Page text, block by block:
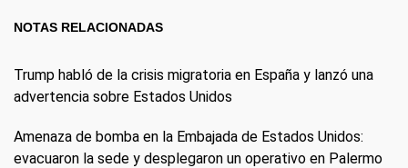
NOTAS RELACIONADAS
Trump habló de la crisis migratoria en España y lanzó una
advertencia sobre Estados Unidos
Amenaza de bomba en la Embajada de Estados Unidos:
evacuaron la sede y desplegaron un operativo en Palermo